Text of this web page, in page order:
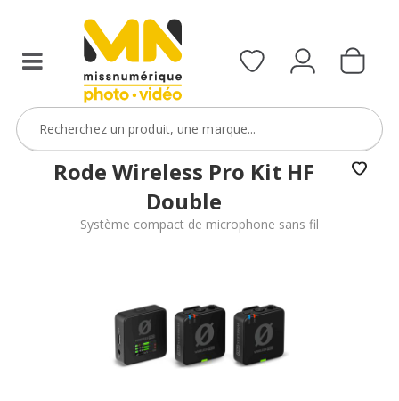
Rode Wireless Pro Kit HF
Double
Système compact de microphone sans fil